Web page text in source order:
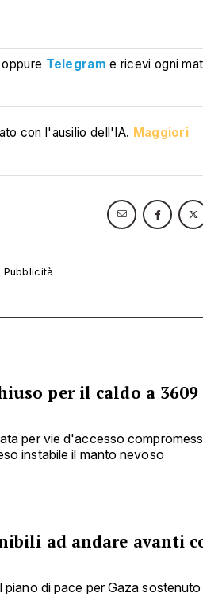
oppure Telegram e ricevi ogni
con l'ausilio dell'IA. Maggiori
per il caldo a 3609
per vie d'accesso
instabile il manto nevoso
ad andare avanti
di pace per Gaza